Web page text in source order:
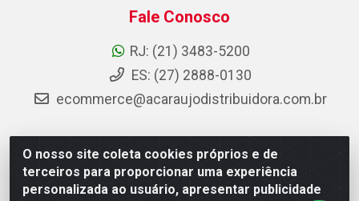
O nosso site coleta cookies próprios e de
terceiros para proporcionar uma experiência
personalizada ao usuário, apresentar publicidade
Fale Conosco
RJ: (21) 3483-5200
ES: (27) 2888-0130
ecommerce@acaraujodistribuidora.com.br
AC Araujo Distribuidora - Rua Carneiro de Campos, 42 -
São Cristóvão, Rio de Janeiro/RJ - CEP 20.920-410 -